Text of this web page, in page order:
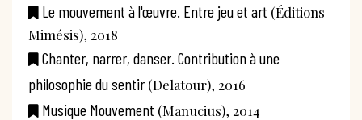
Le mouvement à l'œuvre. Entre jeu et art (Éditions
Mimésis), 2018
Chanter, narrer, danser. Contribution à une
philosophie du sentir (Delatour), 2016
Musique Mouvement (Manucius), 2014